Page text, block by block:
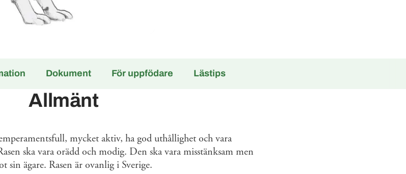
Dokument För uppfödare Lästips
Allmänt
mycket aktiv, ha god uthållighet och vara
ska vara orädd och modig. Den ska vara misstänksam men
sin ägare. Rasen är ovanlig i Sverige.